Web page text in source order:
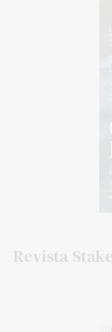
Revista